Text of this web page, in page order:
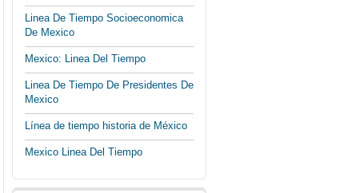
Linea De Tiempo Socioeconomica
De Mexico
Mexico: Linea Del Tiempo
Linea De Tiempo De Presidentes De
Mexico
Línea de tiempo historia de México
Mexico Linea Del Tiempo